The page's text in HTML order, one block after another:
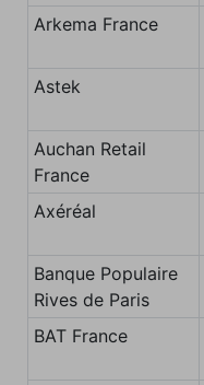
Arkema France
Astek
Auchan Retail
France
Axéréal
Banque Populaire
Rives de Paris
BAT France